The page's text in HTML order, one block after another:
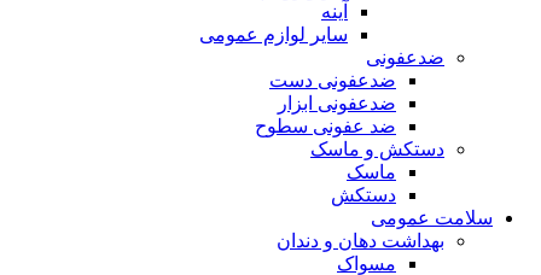
آینه
سایر لوازم عمومی
ضدعفونی
ضدعفونی دست
ضدعفونی ابزار
ضد عفونی سطوح
دستکش و ماسک
ماسک
دستکش
سلامت عمومی
بهداشت دهان و دندان
مسواک